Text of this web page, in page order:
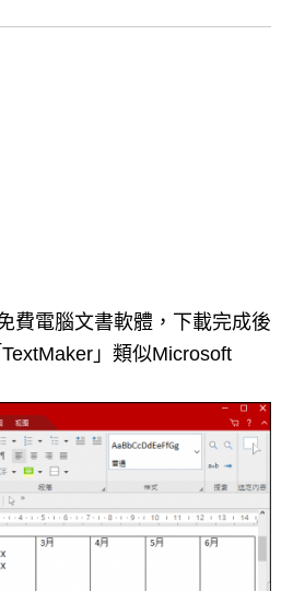
費電腦文書軟體，下載完成後
」類似Microsoft